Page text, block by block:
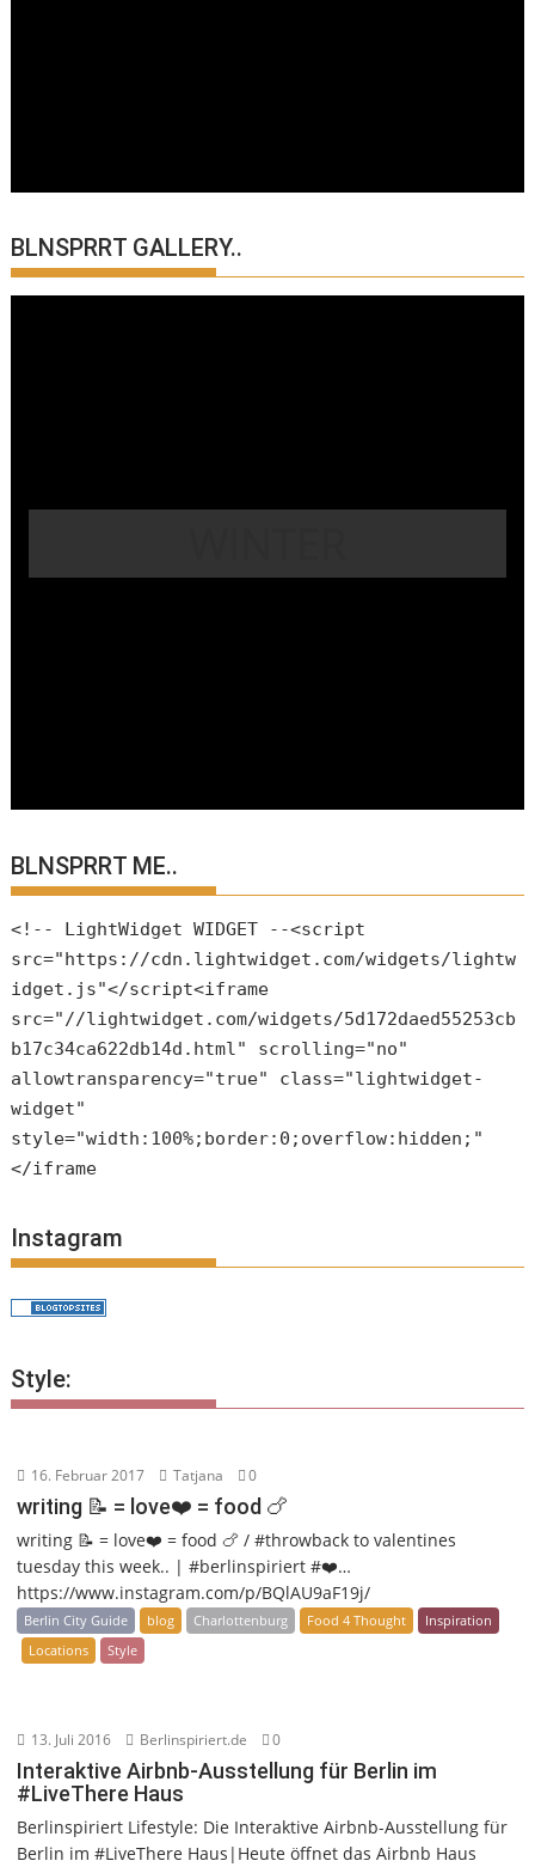
BLNSPRRT GALLERY..
BLNSPRRT ME..
<!-- LightWidget WIDGET --<script
src="https://cdn.lightwidget.com/widgets/lightw
idget.js"</script<iframe
src="//lightwidget.com/widgets/5d172daed55253cb
b17c34ca622db14d.html" scrolling="no"
allowtransparency="true" class="lightwidget-
widget"
style="width:100%;border:0;overflow:hidden;"
</iframe
Instagram
Style:
16. Februar 2017 Tatjana 0
writing 📝 = love❤️ = food 🍗
writing 📝 = love❤️ = food 🍗 / #throwback to valentines
tuesday this week.. | #berlinspiriert #❤️…
https://www.instagram.com/p/BQlAU9aF19j/
Berlin City Guide blog Charlottenburg Food 4 Thought
Inspiration
Locations
Style
13. Juli 2016 Berlinspiriert.de 0
Interaktive Airbnb-Ausstellung für Berlin im
#LiveThere Haus
Berlinspiriert Lifestyle: Die Interaktive Airbnb-Ausstellung für
Berlin im #LiveThere Haus|Heute öffnet das Airbnb Haus